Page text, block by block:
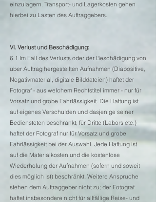
einzulagern. Transport- und Lagerkosten gehen
hierbei zu Lasten des Auftraggebers.
VI. Verlust und Beschädigung:
6.1 Im Fall des Verlusts oder der Beschädigung von
über Auftrag hergestellten Aufnahmen (Diapositive,
Negativmaterial, digitale Bilddateien) haftet der
Fotograf - aus welchem Rechtstitel immer - nur für
Vorsatz und grobe Fahrlässigkeit. Die Haftung ist
auf eigenes Verschulden und dasjenige seiner
Bediensteten beschränkt; für Dritte (Labors etc.)
haftet der Fotograf nur für Vorsatz und grobe
Fahrlässigkeit bei der Auswahl. Jede Haftung ist
auf die Materialkosten und die kostenlose
Wiederholung der Aufnahmen (sofern und soweit
dies möglich ist) beschränkt. Weitere Ansprüche
stehen dem Auftraggeber nicht zu; der Fotograf
haftet insbesondere nicht für allfällige Reise- und